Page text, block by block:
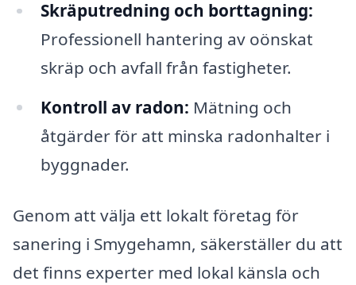
Skräputredning och borttagning:
Professionell hantering av oönskat
skräp och avfall från fastigheter.
Kontroll av radon: Mätning och
åtgärder för att minska radonhalter i
byggnader.
Genom att välja ett lokalt företag för
sanering i Smygehamn, säkerställer du att
det finns experter med lokal känsla och